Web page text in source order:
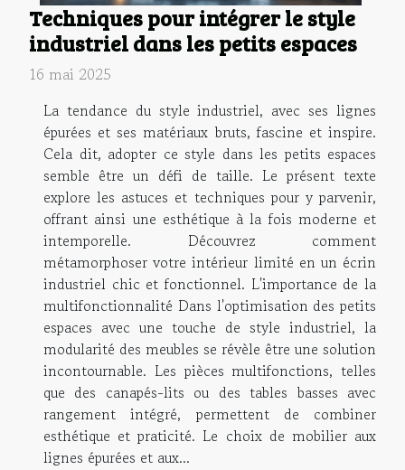
Techniques pour intégrer le style
industriel dans les petits espaces
16 mai 2025
La tendance du style industriel, avec ses lignes
épurées et ses matériaux bruts, fascine et inspire.
Cela dit, adopter ce style dans les petits espaces
semble être un défi de taille. Le présent texte
explore les astuces et techniques pour y parvenir,
offrant ainsi une esthétique à la fois moderne et
intemporelle. Découvrez comment
métamorphoser votre intérieur limité en un écrin
industriel chic et fonctionnel. L'importance de la
multifonctionnalité Dans l'optimisation des petits
espaces avec une touche de style industriel, la
modularité des meubles se révèle être une solution
incontournable. Les pièces multifonctions, telles
que des canapés-lits ou des tables basses avec
rangement intégré, permettent de combiner
esthétique et praticité. Le choix de mobilier aux
lignes épurées et aux...